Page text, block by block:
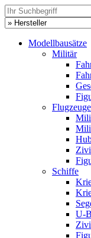
Modellbausätze
Militär
Flugzeuge
Schiffe
U-